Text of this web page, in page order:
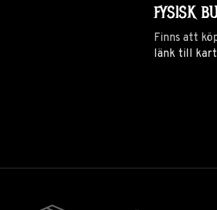
FYSISK
Finns att
länk till